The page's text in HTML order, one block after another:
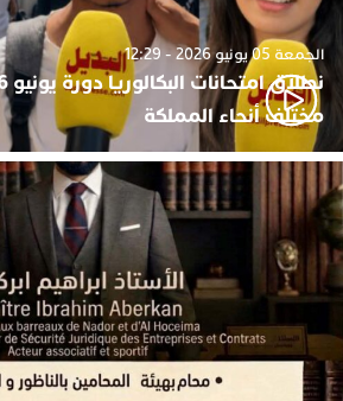
الجمعة 05 يونيو 2026 - 12:29
مختلف أنحاء المملكة